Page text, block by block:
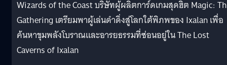
Wizards of the Coast บริษัทผู้ผลิตการ์ดเกมสุดฮิต Magic:
Gathering เตรียมพาผู้เล่นดำดิ่งสู่โลกใต้พิภพของ Ixalan เพื่อ
ค้นหาขุมพลังโบราณและอารยธรรมที่ซ่อนอยู่ใน The Lost
Caverns of Ixalan